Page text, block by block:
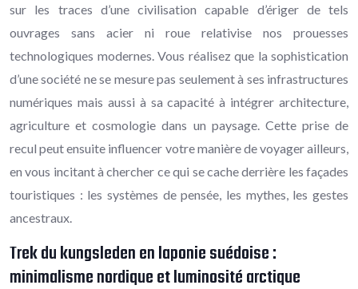
sur les traces d’une civilisation capable d’ériger de tels
ouvrages sans acier ni roue relativise nos prouesses
technologiques modernes. Vous réalisez que la sophistication
d’une société ne se mesure pas seulement à ses infrastructures
numériques mais aussi à sa capacité à intégrer architecture,
agriculture et cosmologie dans un paysage. Cette prise de
recul peut ensuite influencer votre manière de voyager ailleurs,
en vous incitant à chercher ce qui se cache derrière les façades
touristiques : les systèmes de pensée, les mythes, les gestes
ancestraux.
Trek du kungsleden en laponie suédoise :
minimalisme nordique et luminosité arctique